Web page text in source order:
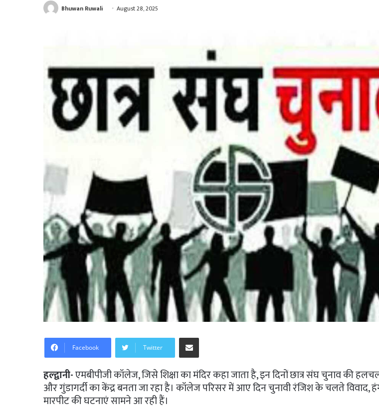
Bhuwan Ruwali August 28, 2025
Facebook Twitter
Share via Email
हल्द्वानी-एमबीपीजी कॉलेज, जिसे शिक्षा का मंदिर कहा जाता है, इन दिनों छात्र संघ चुनाव की
और गुंडागर्दी का केंद्र बनता जा रहा है। कॉलेज परिसर में आए दिन चुनावी रंजिश के चलते विवाद,
मारपीट की घटनाएं सामने आ रही हैं।